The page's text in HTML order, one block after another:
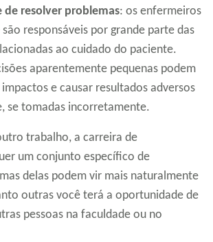
de resolver problemas: os enfermeiros
responsáveis ​​por grande parte das
ao cuidado do paciente.
aparentemente pequenas podem
e causar resultados adversos
se tomadas incorretamente.
trabalho, a carreira de
um conjunto específico de
delas podem vir mais naturalmente
outras você terá a oportunidade de
pessoas na faculdade ou no